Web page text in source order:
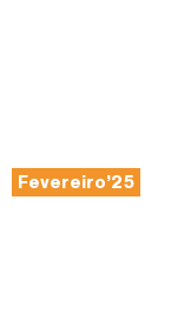
Fevereiro’25